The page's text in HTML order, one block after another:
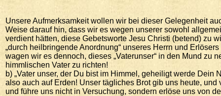
Unsere Aufmerksamkeit wollen wir bei dieser Gelegenheit
Weise darauf hin, dass wir es wegen unserer sowohl
verdient hätten, diese Gebetsworte Jesu Christi (betend) zu
„durch heilbringende Anordnung“ unseres Herrn und
wagen wir es dennoch, dieses „Vaterunser“ in den Mund zu
himmlischen Vater zu richten!
b) „Vater unser, der Du bist im Himmel, geheiligt werde
also auch auf Erden! Unser tägliches Brot gib uns heute,
und führe uns nicht in Versuchung, sondern erlöse uns von